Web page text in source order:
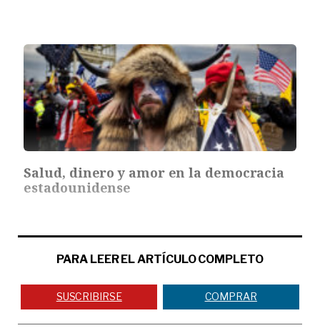
Salud, dinero y amor en la democracia
estadounidense
PARA LEER EL ARTÍCULO COMPLETO
SUSCRIBIRSE COMPRAR